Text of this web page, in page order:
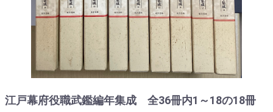
江戸幕府役職武鑑編年集成 全36冊内1～18の18冊